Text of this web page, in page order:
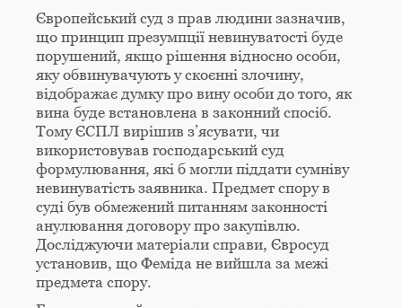
Європейський суд з прав людини зазначив,
що принцип презумпції невинуватості буде
порушений, якщо рішення відносно особи,
яку обвинувачують у скоєнні злочину,
відображає думку про вину особи до того, як
вина буде встановлена в законний спосіб.
Тому ЄСПЛ вирішив з’ясувати, чи
використовував господарський суд
формулювання, які б могли піддати сумніву
невинуватість заявника. Предмет спору в
суді був обмежений питанням законності
анулювання договору про закупівлю.
Досліджуючи матеріали справи, Євросуд
установив, що Феміда не вийшла за межі
предмета спору.